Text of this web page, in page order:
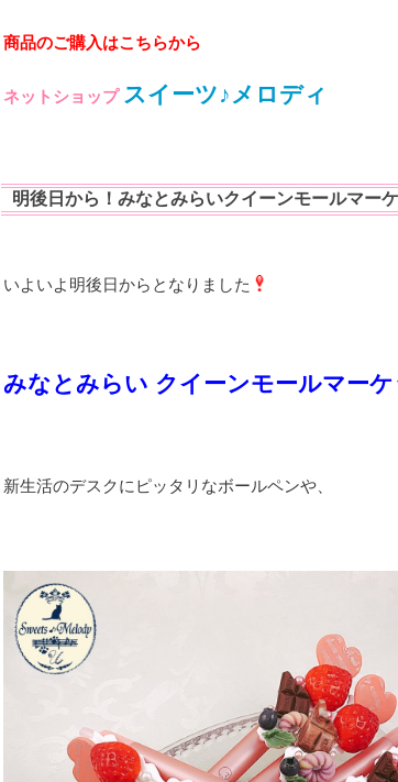
商品のご購入はこちらから
ネットショップ スイーツ♪メロディ
明後日から！みなとみらいクイーンモールマー
いよいよ明後日からとなりました
みなとみらい クイーンモールマーケ
新生活のデスクにピッタリなボールペンや、